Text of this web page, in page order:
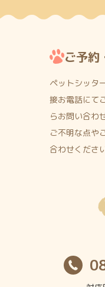
ご予約
ペットシッタ
接お電話にて
らお問い合わ
ご不明な点や
合わせください